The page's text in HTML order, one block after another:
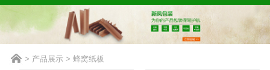
> 产品展示 > 蜂窝纸板